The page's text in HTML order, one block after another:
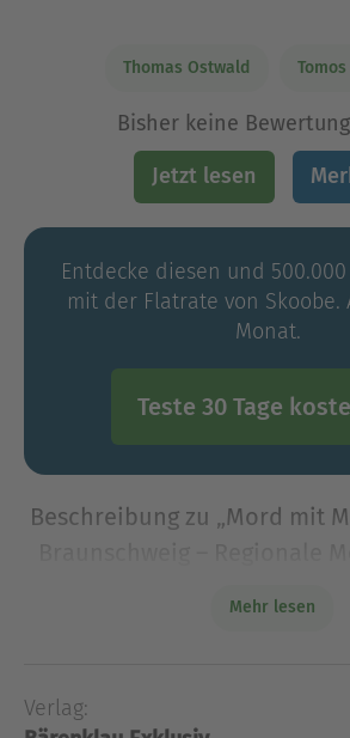
Thomas Ostwald
Bisher keine
Jetzt lesen
Entdecke diesen und
mit der Flatrate von Skoobe.
Monat.
Teste 30 Tage
Beschreibung zu „Mord mit
Fußgänger wird erfasst, der
Mehr lesen
Verlag: